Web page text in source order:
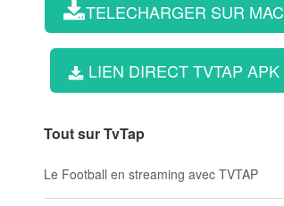
TELECHARGER SUR MAC
LIEN DIRECT TVTAP APK
Tout sur TvTap
Le Football en streaming avec TVTAP